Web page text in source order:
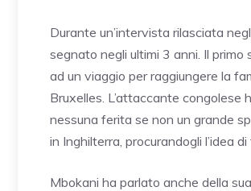
Durante un’intervista rilasciata
segnato negli ultimi 3 anni. Il
ad un viaggio per raggiungere la
Bruxelles. L’attaccante
nessuna ferita se non un grande
in Inghilterra, procurandogli l’idea
Mbokani ha parlato anche della